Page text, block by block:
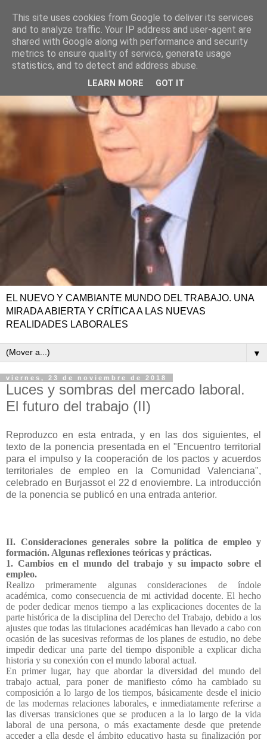
EL NUEVO Y CAMBIANTE MUNDO DEL TRABAJO. UNA
MIRADA ABIERTA Y CRÍTICA A LAS NUEVAS
REALIDADES LABORALES
▼
viernes, 23 de noviembre de 2018
Luces y sombras del mercado laboral.
El futuro del trabajo (II)
Reproduzco en esta entrada, y en las dos siguientes, el
texto de la ponencia presentada en el "Encuentro territorial
para el impulso y la cooperación de los pactos y acuerdos
territoriales de empleo en la Comunidad Valenciana",
celebrado en Burjassot el 22 d enoviembre. La introducción
de la ponencia se publicó en una entrada anterior.
II. Consideraciones generales sobre la política de empleo y
formación. Algunas reflexiones teóricas y prácticas.
1. Cambios en el mundo del trabajo y su impacto sobre el
empleo.
Realizo primeramente algunas consideraciones de índole
académica, como consecuencia de mi actividad docente. El hecho
de poder dedicar menos tiempo a las explicaciones docentes de la
parte histórica de la disciplina del Derecho del Trabajo, debido a los
ajustes que todas las titulaciones académicas han llevado a cabo con
ocasión de las sucesivas reformas de los planes de estudio, no debe
impedir dedicar una parte del tiempo disponible a explicar dicha
historia y su conexión con el mundo laboral actual.
En primer lugar, hay que abordar la diversidad del mundo del
trabajo actual, para poner de manifiesto cómo ha cambiado su
composición a lo largo de los tiempos, básicamente desde el inicio
de las modernas relaciones laborales, e inmediatamente referirse a
las diversas transiciones que se producen a la lo largo de la vida
laboral de una persona, o más exactamente desde que pretende
acceder a ella desde el ámbito educativo hasta su finalización por
This site uses cookies from Google to deliver its services
and to analyze traffic. Your IP address and user-agent are
shared with Google along with performance and security
metrics to ensure quality of service, generate usage
statistics, and to detect and address abuse.
LEARN MORE GOT IT